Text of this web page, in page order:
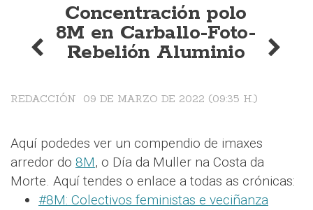
Concentración polo
8M en Carballo-Foto-
Rebelión Aluminio
09 DE MARZO DE 2022 (09:35 H.)
REDACCIÓN
Aquí podedes ver un compendio de imaxes
arredor do 8M, o Día da Muller na Costa da
Morte. Aquí tendes o enlace a todas as crónicas:
#8M: Colectivos feministas e veciñanza